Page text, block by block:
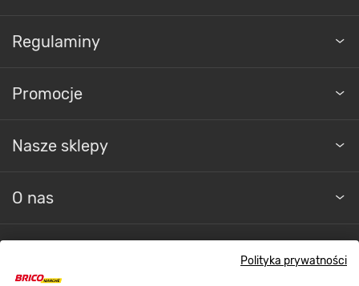
Polityka prywatności
Regulaminy
Promocje
Nasze sklepy
O nas